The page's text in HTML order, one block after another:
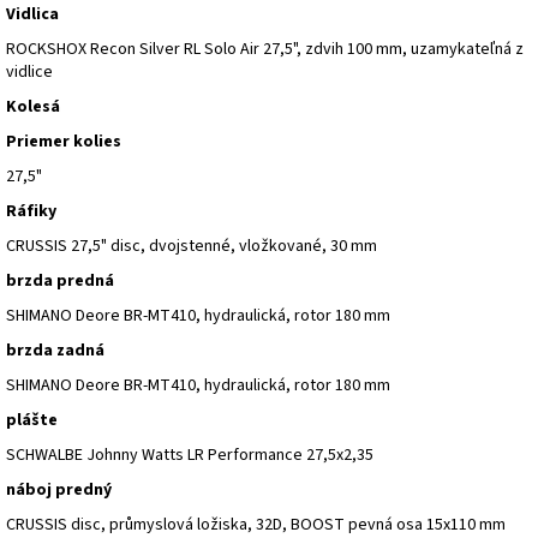
Vidlica
ROCKSHOX Recon Silver RL Solo Air 27,5", zdvih 100 mm, uzamykateľná z
vidlice
Kolesá
Priemer kolies
27,5"
Ráfiky
CRUSSIS 27,5" disc, dvojstenné, vložkované, 30 mm
brzda predná
SHIMANO Deore BR-MT410, hydraulická, rotor 180 mm
brzda zadná
SHIMANO Deore BR-MT410, hydraulická, rotor 180 mm
plášte
SCHWALBE Johnny Watts LR Performance 27,5x2,35
náboj predný
CRUSSIS disc, průmyslová ložiska, 32D, BOOST pevná osa 15x110 mm